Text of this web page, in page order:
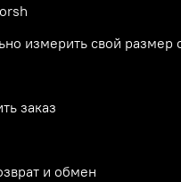
измерить свой размер
заказ
и обмен